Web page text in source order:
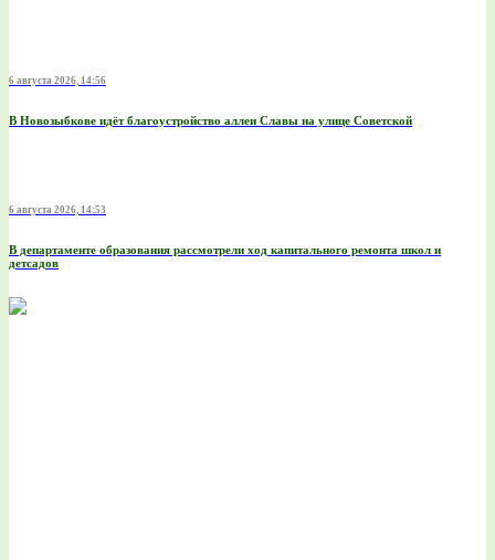
6 августа 2026, 14:56
В Новозыбкове идёт благоустройство аллеи Славы на улице Советской
6 августа 2026, 14:53
В департаменте образования рассмотрели ход капитального ремонта школ и
детсадов